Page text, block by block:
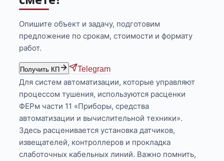
Опишите объект и задачу, подготовим
предложение по срокам, стоимости и формату
работ.
Получить КП Telegram
Для систем автоматизации, которые управляют
процессом тушения, используются расценки
ФЕРм части 11 «Приборы, средства
автоматизации и вычислительной техники».
Здесь расценивается установка датчиков,
извещателей, контроллеров и прокладка
слаботочных кабельных линий. Важно помнить,